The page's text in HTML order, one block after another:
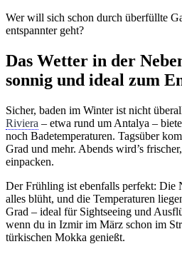
Wer will sich schon durch überfüllte
entspannter geht?
Das Wetter in der
sonnig und ideal zum
Sicher, baden im Winter ist nicht
Riviera – etwa rund um Antalya –
noch Badetemperaturen. Tagsüber
Grad und mehr. Abends wird’s
einpacken.
Der Frühling ist ebenfalls perfekt: Die
alles blüht, und die Temperaturen
Grad – ideal für Sightseeing und
wenn du in Izmir im März schon im
türkischen Mokka genießt.